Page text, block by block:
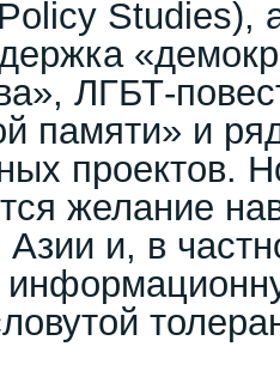
Studies),
ЛГБТ-
памяти» и
проектов.
желание
и, в